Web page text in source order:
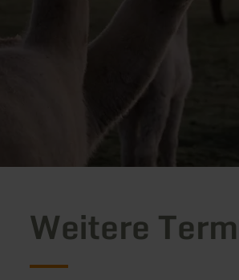
Weitere